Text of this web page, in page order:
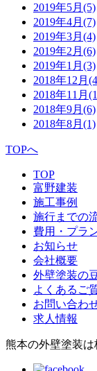
2019年5月 (5)
2019年4月 (7)
2019年3月 (4)
2019年2月 (6)
2019年1月 (3)
2018年12月
2018年11月
2018年9月 (6)
2018年8月 (1)
TOPへ
TOP
富野建装
施工事例
施行までの
費用・プラ
お知らせ
会社概要
外壁塗装の
よくあるご
お問い合わ
求人情報
熊本の外壁塗装